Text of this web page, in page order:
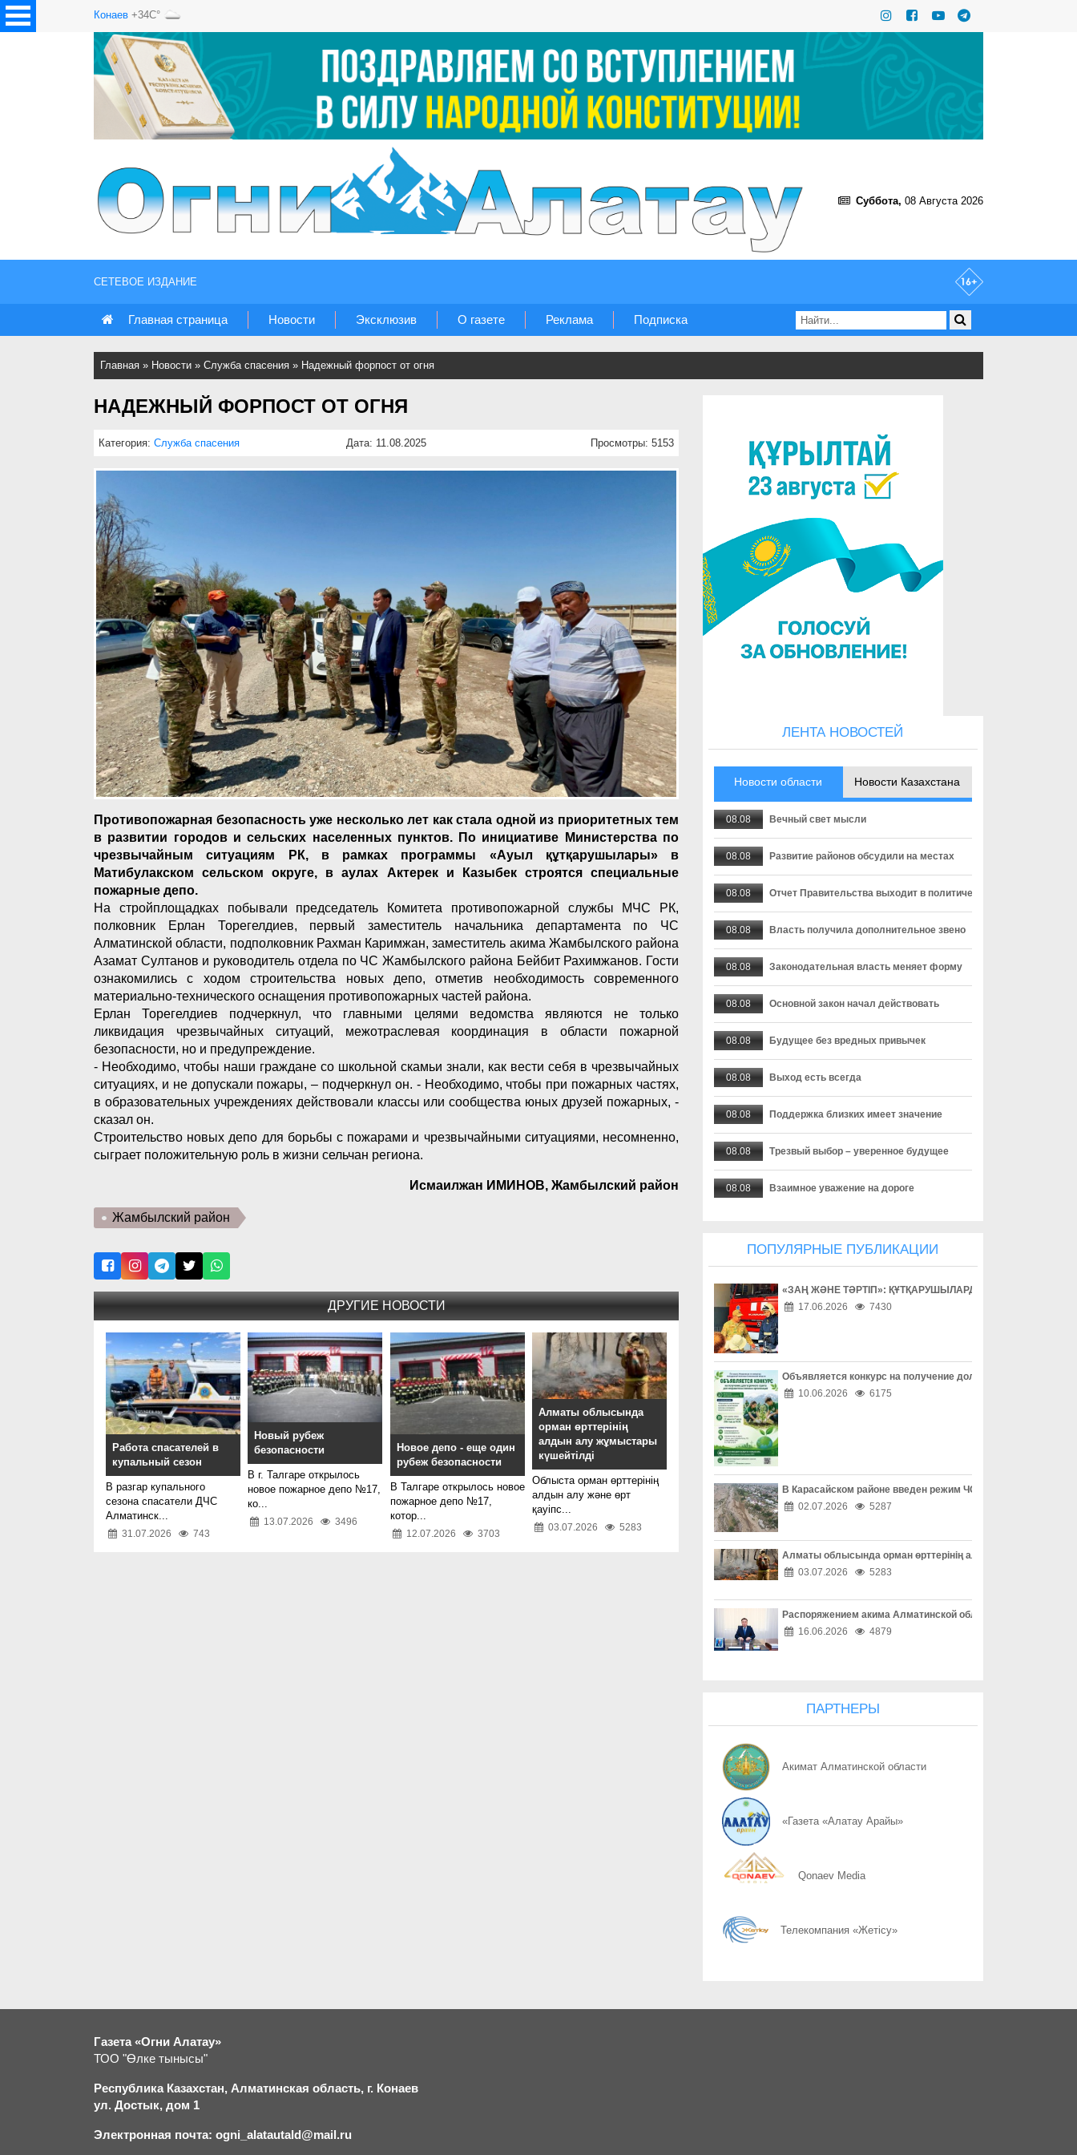
Конаев +34C°
Суббота, 08 Августа 2026
СЕТЕВОЕ ИЗДАНИЕ
Главная страница Новости Эксклюзив О газете Реклама Подписка
Главная » Новости » Служба спасения » Надежный форпост от огня
НАДЕЖНЫЙ ФОРПОСТ ОТ ОГНЯ
Категория: Служба спасения Дата: 11.08.2025 Просмотры: 5153
Противопожарная безопасность уже несколько лет как стала одной из приоритетных тем
в развитии городов и сельских населенных пунктов. По инициативе Министерства по
чрезвычайным ситуациям РК, в рамках программы «Ауыл құтқарушылары» в
Матибулакском сельском округе, в аулах Актерек и Казыбек строятся специальные
пожарные депо.
На стройплощадках побывали председатель Комитета противопожарной службы МЧС РК,
полковник Ерлан Торегелдиев, первый заместитель начальника департамента по ЧС
Алматинской области, подполковник Рахман Каримжан, заместитель акима Жамбылского района
Азамат Султанов и руководитель отдела по ЧС Жамбылского района Бейбит Рахимжанов. Гости
ознакомились с ходом строительства новых депо, отметив необходимость современного
материально-технического оснащения противопожарных частей района.
Ерлан Торегелдиев подчеркнул, что главными целями ведомства являются не только
ликвидация чрезвычайных ситуаций, межотраслевая координация в области пожарной
безопасности, но и предупреждение.
- Необходимо, чтобы наши граждане со школьной скамьи знали, как вести себя в чрезвычайных
ситуациях, и не допускали пожары, – подчеркнул он. - Необходимо, чтобы при пожарных частях,
в образовательных учреждениях действовали классы или сообщества юных друзей пожарных, -
сказал он.
Строительство новых депо для борьбы с пожарами и чрезвычайными ситуациями, несомненно,
сыграет положительную роль в жизни сельчан региона.
Исмаилжан ИМИНОВ, Жамбылский район
Жамбылский район
ДРУГИЕ НОВОСТИ
Работа спасателей в
купальный сезон
В разгар купального
сезона спасатели ДЧС
Алматинск...
31.07.2026 743
Новый рубеж
безопасности
В г. Талгаре открылось
новое пожарное депо №17,
ко...
13.07.2026 3496
Новое депо - еще один
рубеж безопасности
В Талгаре открылось новое
пожарное депо №17,
котор...
12.07.2026 3703
Алматы облысында
орман өрттерінің
алдын алу жұмыстары
күшейтілді
Облыста орман өрттерінің
алдын алу және өрт
қауіпс...
03.07.2026 5283
ЛЕНТА НОВОСТЕЙ
Новости области Новости Казахстана
08.08 Вечный свет мысли
08.08 Развитие районов обсудили на местах
08.08 Отчет Правительства выходит в политическую плоскость
08.08 Власть получила дополнительное звено
08.08 Законодательная власть меняет форму
08.08 Основной закон начал действовать
08.08 Будущее без вредных привычек
08.08 Выход есть всегда
08.08 Поддержка близких имеет значение
08.08 Трезвый выбор – уверенное будущее
08.08 Взаимное уважение на дороге
08.08 Безопасность начинается за рулем
08.08 Доверие сильнее опасных соблазнов
08.08 Осторожность – лучшая защита в сети
08.08 Одно решение может изменить жизнь
08.08 Профилактика сильнее зависимости
08.08 «Әділет» форумы, Respublica-ның ReTalks алаңы және Baytaq-
08.08 Форум «Әділет», ReTalks Respublica и экологический караван
08.08 Один код – и аккаунт потерян
08.08 Опасная ссылка в один клик
Осторожность при онлайн-сделках
08.08
08.08 Простые правила сохранности имущества
ПОПУЛЯРНЫЕ ПУБЛИКАЦИИ
«ЗАҢ ЖӘНЕ ТӘРТІП»: ҚҰТҚАРУШЫЛАРДЫҢ ЕҢБЕГІМЕН
17.06.2026
7430
Объявляется конкурс на получение долгосрочного гранта
10.06.2026
6175
В Карасайском районе введен режим ЧС местного масштаба
02.07.2026
5287
Алматы облысында орман өрттерінің алдын алу жұмыстары
03.07.2026
5283
Распоряжением акима Алматинской области Куаныш
16.06.2026
4879
ПАРТНЕРЫ
Акимат Алматинской области
«Газета «Алатау Арайы»
Qonaev Media
Телекомпания «Жетісу»
Газета «Огни Алатау»
ТОО "Өлке тынысы"
Республика Казахстан, Алматинская область, г. Конаев
ул. Достык, дом 1
Электронная почта: ogni_alatautald@mail.ru